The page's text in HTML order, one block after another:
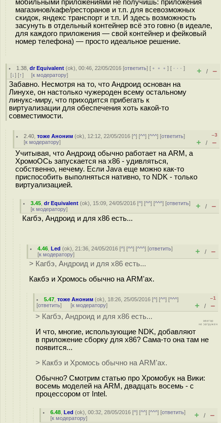
мобильными приложениями не получишь: приложения
магазинов/кафе/ресторанов и т.п. для всевозможных
скидок, яндекс транспорт и т.п. И здесь возможность
засунуть в отдельный контейнер всё это говно (в идеале,
для каждого приложения — свой контейнер и фейковый
номер телефона) — просто идеальное решение.
1.38 ,dr Equivalent (ok), 00:46, 22/05/2016 [ответить] [ ﹢﹢﹢] [ · · ·]
[↓] [↑] [к модератору] + / –
Забавно. Несмотря на то, что Андроид основан на
Линухе, он настолько чужероден всему остальному
линукс-миру, что приходится прибегать к
виртуализации для обеспечения хоть какой-то
совместимости.
2.40 ,тоже Аноним (ok), 12:12, 22/05/2016 [^] [^^] [^^^] [ответить]
[к модератору]
–3
+ / –
Учитывая, что Андроид обычно работает на ARM, а
ХромоОСь запускается на x86 - удивляться,
собственно, нечему. Если Java еще можно как-то
приспособить выполняться нативно, то NDK - только
виртуализацией.
3.45 ,dr Equivalent (ok), 15:09, 24/05/2016 [^] [^^] [^^^] [ответить]
[к модератору] + / –
Кагбэ, Андроид и для x86 есть...
4.46 ,Led (ok), 21:36, 24/05/2016 [^] [^^] [^^^] [ответить]
[к модератору] + / –
> Кагбэ, Андроид и для x86 есть...
Какбэ и Хромось обычно на ARM'ах.
5.47 ,тоже Аноним (ok), 18:26, 25/05/2016 [^] [^^] [^^^]
[ответить] [к модератору]
–1
+ / –
> Кагбэ, Андроид и для x86 есть...
И что, многие, использующие NDK, добавляют
в приложение сборку для x86? Сама-то она там не
появится...
> Какбэ и Хромось обычно на ARM'ах.
Обычно? Смотрим статью про Хромобук на Вики:
восемь моделей на ARM, двадцать восемь - с
процессором от Intel.
6.48 ,Led (ok), 00:32, 28/05/2016 [^] [^^] [^^^] [ответить]
[к модератору] + / –